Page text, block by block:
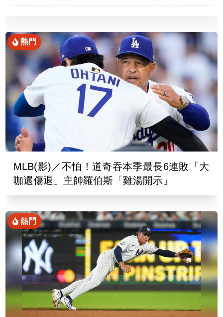
熱門
MLB(影)／不怕！道奇吞本季最長6連敗「大
咖還傷退」主帥羅伯斯「雞湯開示」
熱門